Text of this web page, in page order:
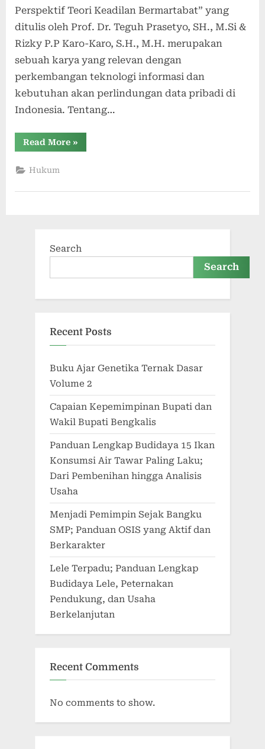
Perspektif Teori Keadilan Bermartabat” yang
ditulis oleh Prof. Dr. Teguh Prasetyo, SH., M.Si &
Rizky P.P Karo-Karo, S.H., M.H. merupakan
sebuah karya yang relevan dengan
perkembangan teknologi informasi dan
kebutuhan akan perlindungan data pribadi di
Indonesia. Tentang…
Read More“Pengaturan
Perlindungan
Perspektif
»
Hukum
Search
Search
Recent Posts
Buku Ajar Genetika Ternak Dasar
Volume 2
Capaian Kepemimpinan Bupati dan
Wakil Bupati Bengkalis
Panduan Lengkap Budidaya 15 Ikan
Konsumsi Air Tawar Paling Laku;
Dari Pembenihan hingga Analisis
Usaha
Menjadi Pemimpin Sejak Bangku
SMP; Panduan OSIS yang Aktif dan
Berkarakter
Lele Terpadu; Panduan Lengkap
Budidaya Lele, Peternakan
Pendukung, dan Usaha
Berkelanjutan
Recent Comments
No comments to show.